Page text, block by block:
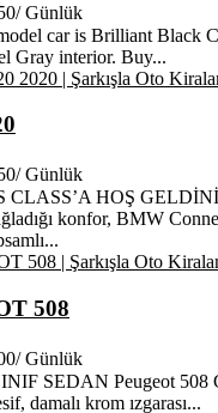
/ Günlük
car is Brilliant Black
Gray interior. Buy...
/ Günlük
CLASS’A HOŞ
konfor, BMW
508
/ Günlük
SEDAN Peugeot 508
damalı krom ızgarası...